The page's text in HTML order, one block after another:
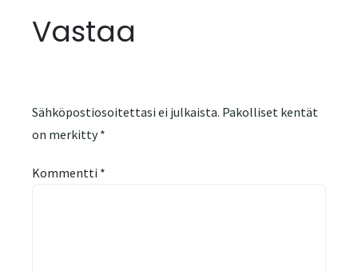
Vastaa
Sähköpostiosoitettasi ei julkaista. Pakolliset kentät
on merkitty*
Kommentti *